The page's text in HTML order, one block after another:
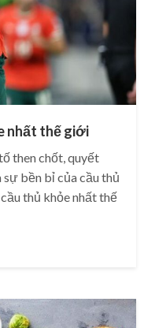
nhất thế giới
then chốt, quyết
sự bền bỉ của cầu thủ
thủ khỏe nhất thế